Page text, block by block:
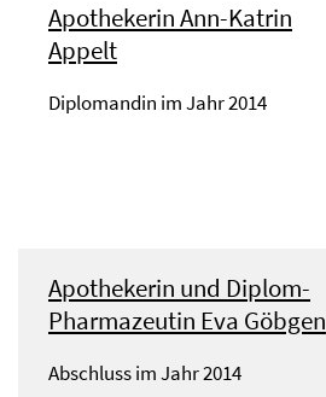
Apothekerin Ann-Katrin
Appelt
Diplomandin im Jahr 2014
Apothekerin und Diplom-
Pharmazeutin Eva Göbgen
Abschluss im Jahr 2014